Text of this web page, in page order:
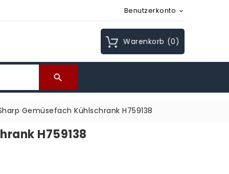
Benutzerkonto 
Warenkorb (0)

Gemüsefach Kühlschrank H759138
H759138